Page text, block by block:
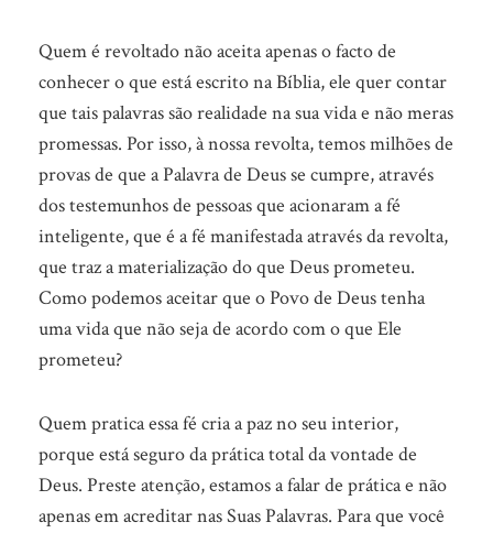
Quem é revoltado não aceita apenas o facto de
conhecer o que está escrito na Bíblia, ele quer contar
que tais palavras são realidade na sua vida e não meras
promessas. Por isso, à nossa revolta, temos milhões de
provas de que a Palavra de Deus se cumpre, através
dos testemunhos de pessoas que acionaram a fé
inteligente, que é a fé manifestada através da revolta,
que traz a materialização do que Deus prometeu.
Como podemos aceitar que o Povo de Deus tenha
uma vida que não seja de acordo com o que Ele
prometeu?
Quem pratica essa fé cria a paz no seu interior,
porque está seguro da prática total da vontade de
Deus. Preste atenção, estamos a falar de prática e não
apenas em acreditar nas Suas Palavras. Para que você